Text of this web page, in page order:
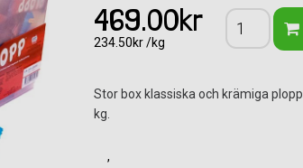
469.00kr
234.50kr /kg
Stor box klassiska och krämiga
kg.
,